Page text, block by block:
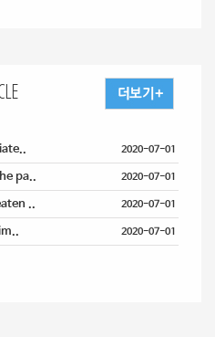
2020-07-01
pa.. 2020-07-01
.. 2020-07-01
2020-07-01